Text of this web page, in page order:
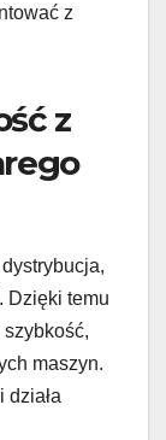
z
z
Dzięki temu
maszyn.
działa